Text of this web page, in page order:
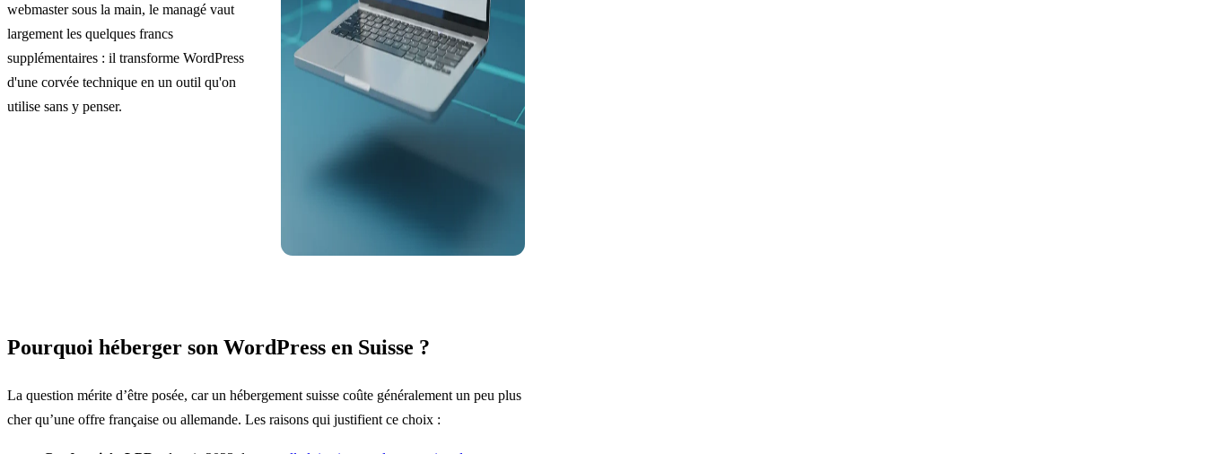
webmaster sous la main, le managé vaut
largement les quelques francs
supplémentaires : il transforme WordPress
d'une corvée technique en un outil qu'on
utilise sans y penser.
Pourquoi héberger son WordPress en Suisse ?
La question mérite d’être posée, car un hébergement suisse coûte généralement un peu plus
cher qu’une offre française ou allemande. Les raisons qui justifient ce choix :